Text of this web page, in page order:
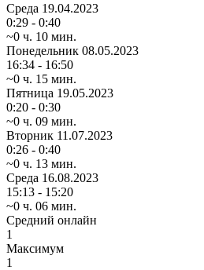
Среда 19.04.2023
0:29 - 0:40
~0 ч. 10 мин.
Понедельник 08.05.2023
16:34 - 16:50
~0 ч. 15 мин.
Пятница 19.05.2023
0:20 - 0:30
~0 ч. 09 мин.
Вторник 11.07.2023
0:26 - 0:40
~0 ч. 13 мин.
Среда 16.08.2023
15:13 - 15:20
~0 ч. 06 мин.
Средний онлайн
1
Максимум
1